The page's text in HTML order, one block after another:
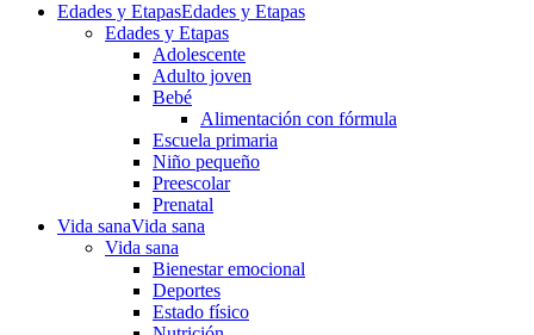
Edades y EtapasEdades y Etapas
Edades y Etapas
Adolescente
Adulto joven
Bebé
Alimentación con fórmula
Escuela primaria
Niño pequeño
Preescolar
Prenatal
Vida sanaVida sana
Vida sana
Bienestar emocional
Deportes
Estado físico